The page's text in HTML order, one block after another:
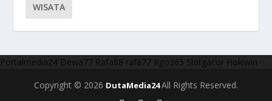
WISATA
Portalmedia24 Dewa77 Rafa88 rafa77 Rgo365 Slotgacor Hokiwin
Copyright © 2026 DutaMedia24All Rights Reserved.